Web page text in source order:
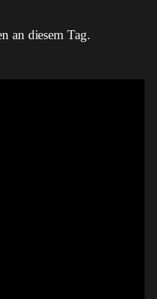
an diesem Tag.